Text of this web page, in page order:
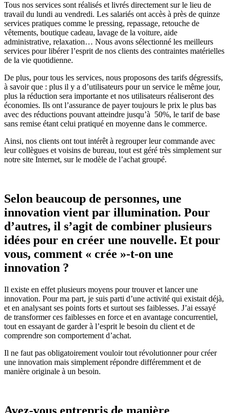
Tous nos services sont réalisés et livrés directement sur le lieu de
travail du lundi au vendredi. Les salariés ont accès à près de quinze
services pratiques comme le pressing, repassage, retouche de
vêtements, boutique cadeau, lavage de la voiture, aide
administrative, relaxation… Nous avons sélectionné les meilleurs
services pour libérer l’esprit de nos clients des contraintes matérielles
de la vie quotidienne.
De plus, pour tous les services, nous proposons des tarifs dégressifs,
à savoir que : plus il y a d’utilisateurs pour un service le même jour,
plus la réduction sera importante et nos utilisateurs réaliseront des
économies. Ils ont l’assurance de payer toujours le prix le plus bas
avec des réductions pouvant atteindre jusqu’à 50%, le tarif de base
sans remise étant celui pratiqué en moyenne dans le commerce.
Ainsi, nos clients ont tout intérêt à regrouper leur commande avec
leur collègues et voisins de bureau, tout est géré très simplement sur
notre site Internet, sur le modèle de l’achat groupé.
Selon beaucoup de personnes, une
innovation vient par illumination. Pour
d’autres, il s’agit de combiner plusieurs
idées pour en créer une nouvelle. Et pour
vous, comment « crée »-t-on une
innovation ?
Il existe en effet plusieurs moyens pour trouver et lancer une
innovation. Pour ma part, je suis parti d’une activité qui existait déjà,
et en analysant ses points forts et surtout ses faiblesses. J’ai essayé
de transformer ces faiblesses en force et en avantage concurrentiel,
tout en essayant de garder à l’esprit le besoin du client et de
comprendre son comportement d’achat.
Il ne faut pas obligatoirement vouloir tout révolutionner pour créer
une innovation mais simplement répondre différemment et de
manière originale à un besoin.